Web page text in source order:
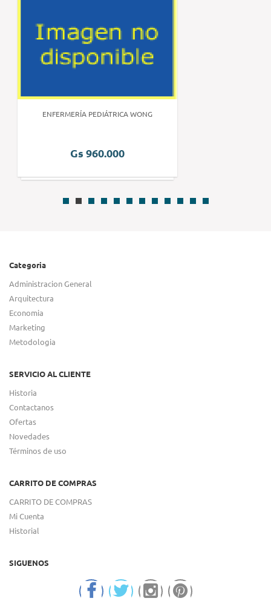
ENFERMERÍA PEDIÁTRICA WONG
Gs 960.000
Categoria
Administracion General
Arquitectura
Economia
Marketing
Metodologia
SERVICIO AL CLIENTE
Historia
Contactanos
Ofertas
Novedades
Términos de uso
CARRITO DE COMPRAS
CARRITO DE COMPRAS
Mi Cuenta
Historial
SIGUENOS